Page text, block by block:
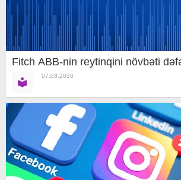
Fitch ABB-nin reytinqini növbəti
07.08.2026